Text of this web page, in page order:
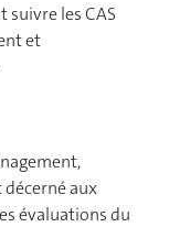
les CAS
et
décerné aux
évaluations du